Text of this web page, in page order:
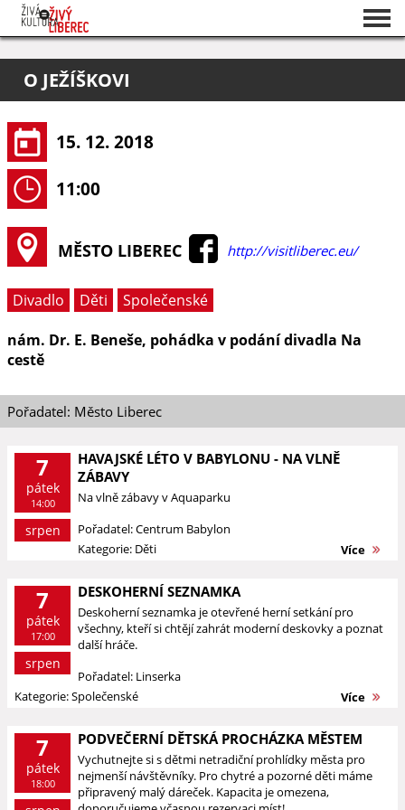
O projektu
Pořadatelé
O JEŽÍŠKOVI
15. 12. 2018
11:00
MĚSTO LIBEREC http://visitliberec.eu/
Divadlo Děti
Společenské
nám. Dr. E. Beneše, pohádka v podání divadla Na
cestě
Pořadatel: Město Liberec
7
pátek
14:00
srpen
HAVAJSKÉ LÉTO V BABYLONU - NA VLNĚ
ZÁBAVY
Na vlně zábavy v Aquaparku
Pořadatel: Centrum Babylon
Kategorie: Děti
Více
7
pátek
17:00
srpen
DESKOHERNÍ SEZNAMKA
Deskoherní seznamka je otevřené herní setkání pro
všechny, kteří si chtějí zahrát moderní deskovky a poznat
další hráče.
Pořadatel: Linserka
Kategorie: Společenské
Více
7
pátek
18:00
PODVEČERNÍ DĚTSKÁ PROCHÁZKA MĚSTEM
Vychutnejte si s dětmi netradiční prohlídky města pro
nejmenší návštěvníky. Pro chytré a pozorné děti máme
připravený malý dáreček. Kapacita je omezena,